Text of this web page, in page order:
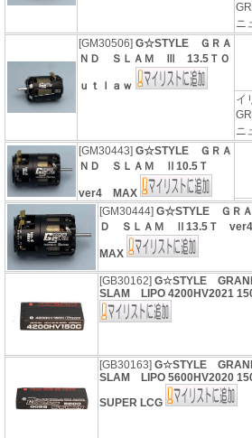
ニ
[GM30506]G☆STYLE ＧＲＡ
ＮＤ ＳＬＡＭ Ⅲ 13.5ＴＯ
ｕｔｌａｗ
イ
ニ
[GM30443]G☆STYLE ＧＲＡ
ＮＤ ＳＬＡＭ Ⅱ10.5Ｔ
ver4 MAX
[GM30444]G☆STYLE ＧＲＡ
Ｄ ＳＬＡＭ Ⅱ13.5Ｔ
MAX
[GB30162]G☆STYLE
SLAM LIPO 4200HV2021
[GB30163]G☆STYLE
SLAM LIPO 5600HV2020
SUPER LCG